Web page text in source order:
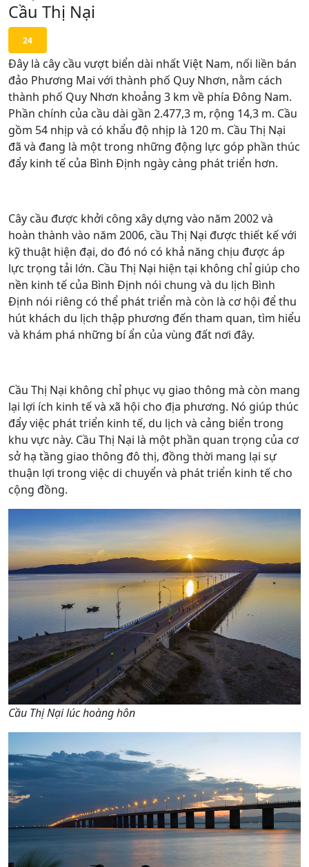
Cầu Thị Nại
24
Đây là cây cầu vượt biển dài nhất Việt Nam, nối liền bán
đảo Phương Mai với thành phố Quy Nhơn, nằm cách
thành phố Quy Nhơn khoảng 3 km về phía Đông Nam.
Phần chính của cầu dài gần 2.477,3 m, rộng 14,3 m. Cầu
gồm 54 nhịp và có khẩu độ nhịp là 120 m. Cầu Thị Nại
đã và đang là một trong những động lực góp phần thúc
đẩy kinh tế của Bình Định ngày càng phát triển hơn.
Cây cầu được khởi công xây dựng vào năm 2002 và
hoàn thành vào năm 2006, cầu Thị Nại được thiết kế với
kỹ thuật hiện đại, do đó nó có khả năng chịu được áp
lực trọng tải lớn. Cầu Thị Nại hiện tại không chỉ giúp cho
nền kinh tế của Bình Định nói chung và du lịch Bình
Định nói riêng có thể phát triển mà còn là cơ hội để thu
hút khách du lịch thập phương đến tham quan, tìm hiểu
và khám phá những bí ẩn của vùng đất nơi đây.
Cầu Thị Nại không chỉ phục vụ giao thông mà còn mang
lại lợi ích kinh tế và xã hội cho địa phương. Nó giúp thúc
đẩy việc phát triển kinh tế, du lịch và cảng biển trong
khu vực này. Cầu Thị Nại là một phần quan trọng của cơ
sở hạ tầng giao thông đô thị, đồng thời mang lại sự
thuận lợi trong việc di chuyển và phát triển kinh tế cho
cộng đồng.
Cầu Thị Nại lúc hoàng hôn